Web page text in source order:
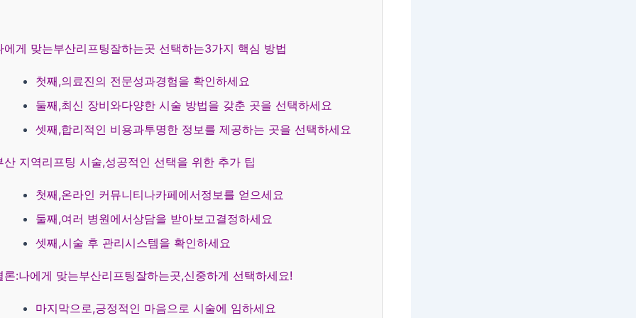
에게 맞는부산리프팅잘하는곳 선택하는3가지 핵심 방법
첫째,의료진의 전문성과경험을 확인하세요
둘째,최신 장비와다양한 시술 방법을 갖춘 곳을 선택하세요
셋째,합리적인 비용과투명한 정보를 제공하는 곳을 선택하세요
산 지역리프팅 시술,성공적인 선택을 위한 추가 팁
첫째,온라인 커뮤니티나카페에서정보를 얻으세요
둘째,여러 병원에서상담을 받아보고결정하세요
셋째,시술 후 관리시스템을 확인하세요
론:나에게 맞는부산리프팅잘하는곳,신중하게 선택하세요!
마지막으로,긍정적인 마음으로 시술에 임하세요